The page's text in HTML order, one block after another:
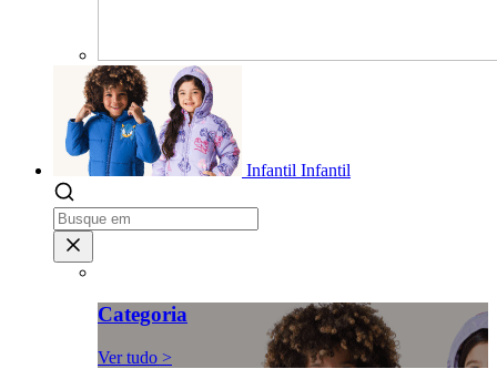
Infantil Infantil
Categoria
Ver tudo >